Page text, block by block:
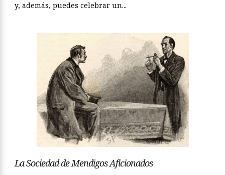
y, además, puedes celebrar un...
La Sociedad de Mendigos Aficionados